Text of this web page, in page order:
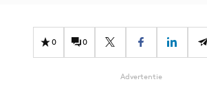
0 0
Advertentie